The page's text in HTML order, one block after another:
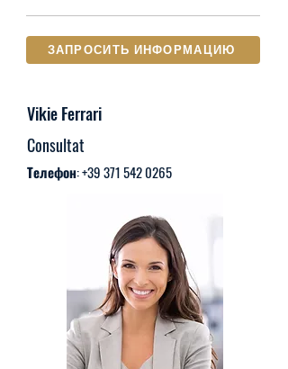
ЗАПРОСИТЬ ИНФОРМАЦИЮ
Vikie Ferrari
Consultat
Телефон:+39 371 542 0265